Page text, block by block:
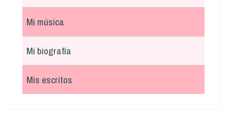
Mi música
Mi biografía
Mis escritos